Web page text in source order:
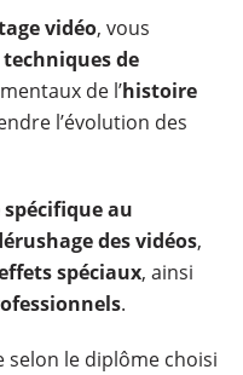
vidéo, vous
techniques de
de l’histoire
l’évolution des
au
des vidéos,
spéciaux, ainsi
.
selon le diplôme choisi